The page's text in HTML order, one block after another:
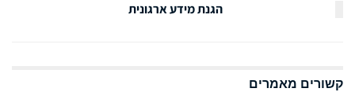
הגנת מידע ארגונית
קשורים מאמרים